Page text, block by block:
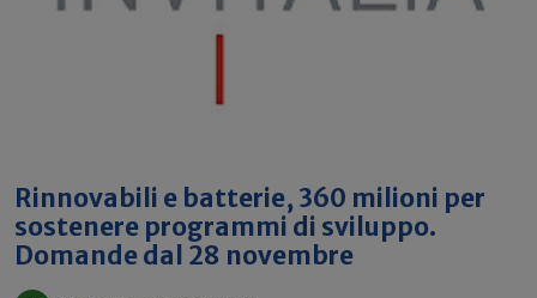
Rinnovabili e batterie, 360 milioni per
sostenere programmi di sviluppo.
Domande dal 28 novembre